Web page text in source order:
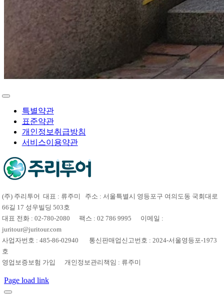
특별약관
표준약관
개인정보취급방침
서비스이용약관
(주) 주리투어 대표 : 류주미 주소 : 서울특별시 영등포구 여의도동 국회대로
66길 17 성우빌딩 503호
대표 전화 : 02-780-2080 팩스 : 02 786 9995 이메일 :
juritour@juritour.com
사업자번호 : 485-86-02940 통신판매업신고번호 : 2024-서울영등포-1973
호
영업보증보험 가입 개인정보관리책임 : 류주미
Page load link